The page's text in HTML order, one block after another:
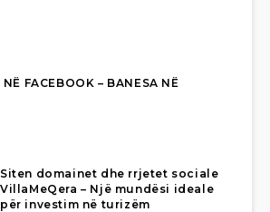
FACEBOOK – BANESA NË
Siten domainet dhe rrjetet sociale
VillaMeQera – Një mundësi ideale
për investim në turizëm